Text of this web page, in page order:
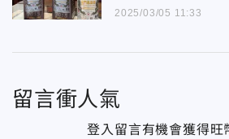
2025/03/05 11:33
留言衝人氣
登入留言有機會獲得旺